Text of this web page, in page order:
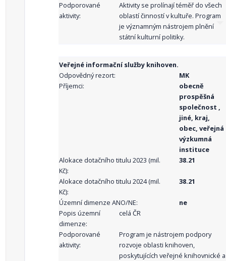
Podporované
aktivity:
Aktivity se prolínají téměř do všech
oblastí činností v kultuře. Program
je významným nástrojem plnění
státní kulturní politiky.
Veřejné informační služby knihoven.
Odpovědný rezort:
MK
Příjemci:
obecně
prospěšná
společnost ,
jiné, kraj,
obec, veřejná
výzkumná
instituce
Alokace dotačního titulu 2023 (mil.
Kč):
38.21
Alokace dotačního titulu 2024 (mil.
Kč):
38.21
Územní dimenze ANO/NE:
ne
Popis územní
dimenze:
celá ČR
Podporované
aktivity:
Program je nástrojem podpory
rozvoje oblasti knihoven,
poskytujících veřejné knihovnické a